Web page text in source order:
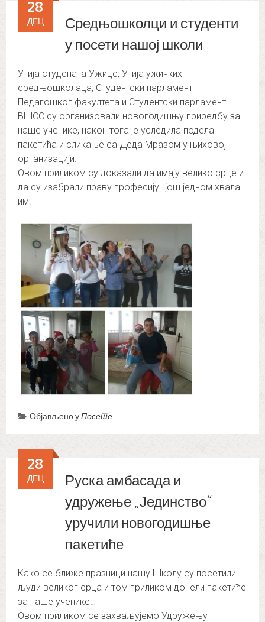
Средњошколци и студенти
у посети нашој школи
28
ДЕЦ
Унија студената Ужице, Унија ужичких
средњошколаца, Студентски парламент
Педагошког факултета и Студентски парламент
ВШСС су организовали новогодишњу приредбу за
наше ученике, након тога је уследила подела
пакетића и сликање са Деда Мразом у њиховој
организацији.
Овом приликом су доказали да имају велико срце и
да су изабрали праву професију…још једном хвала
им!
Објављено уПосете
Руска амбасада и
удружење „Јединство“
уручили новогодишње
пакетиће
28
ДЕЦ
Како се ближе празници нашу Школу су посетили
људи великог срца и том приликом донели пакетиће
за наше ученике…
Овом приликом се захваљујемо Удружењу